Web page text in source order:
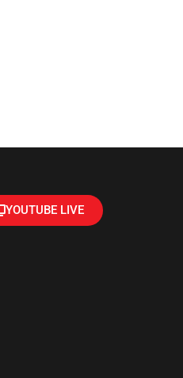
YOUTUBE LIVE